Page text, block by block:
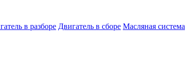
в разборе Двигатель в сборе Масляная система